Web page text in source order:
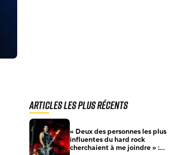
Articles les plus récents
« Deux des personnes les plus
influentes du hard rock
cherchaient à me joindre » :